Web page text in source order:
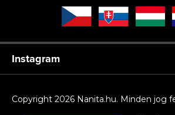
Instagram
Copyright 2026 Nanita.hu. Minden jog